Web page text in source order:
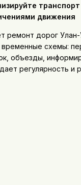
движения
ремонт дорог
схемы:
объезды,
регулярность и